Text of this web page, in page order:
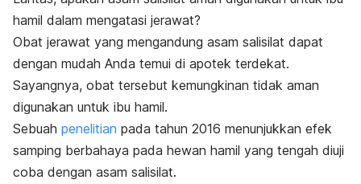
hamil dalam mengatasi jerawat?
Obat jerawat yang mengandung asam salisilat dapat
dengan mudah Anda temui di apotek terdekat.
Sayangnya, obat tersebut kemungkinan tidak aman
digunakan untuk ibu hamil.
Sebuah penelitian pada tahun 2016 menunjukkan efek
samping berbahaya pada hewan hamil yang tengah diuji
coba dengan asam salisilat.